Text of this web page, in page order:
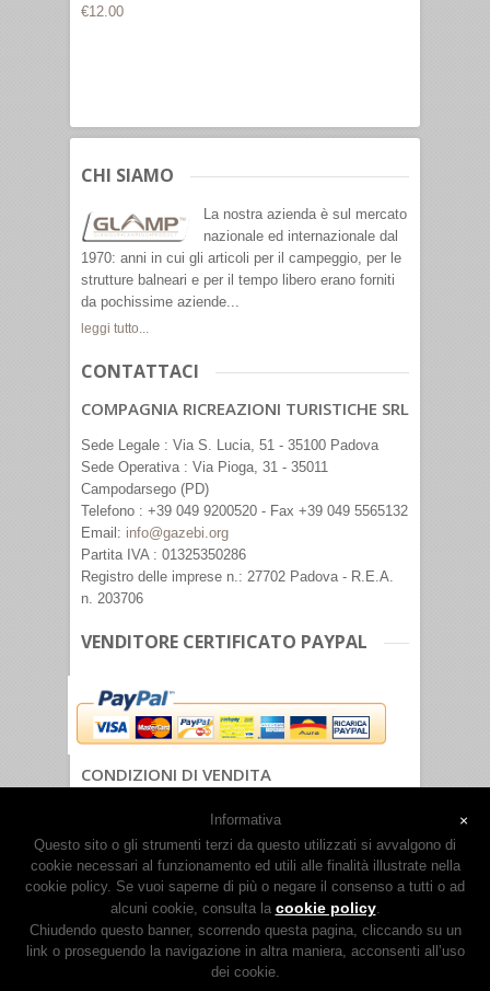
€12.00
CHI SIAMO
La nostra azienda è sul mercato
nazionale ed internazionale dal
1970: anni in cui gli articoli per il campeggio, per le
strutture balneari e per il tempo libero erano forniti
da pochissime aziende...
leggi tutto...
CONTATTACI
COMPAGNIA RICREAZIONI TURISTICHE SRL
Sede Legale : Via S. Lucia, 51 - 35100 Padova
Sede Operativa : Via Pioga, 31 - 35011
Campodarsego (PD)
Telefono : +39 049 9200520 - Fax +39 049 5565132
Email: info@gazebi.org
Partita IVA : 01325350286
Registro delle imprese n.: 27702 Padova - R.E.A.
n. 203706
VENDITORE CERTIFICATO PAYPAL
CONDIZIONI DI VENDITA
×
Informativa
Questo sito o gli strumenti terzi da questo utilizzati si avvalgono di
cookie necessari al funzionamento ed utili alle finalità illustrate nella
cookie policy. Se vuoi saperne di più o negare il consenso a tutti o ad
alcuni cookie, consulta la cookie policy.
Chiudendo questo banner, scorrendo questa pagina, cliccando su un
link o proseguendo la navigazione in altra maniera, acconsenti all’uso
dei cookie.